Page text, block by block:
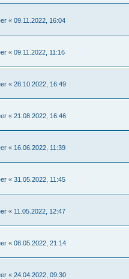
« 09.11.2022, 16:04
« 09.11.2022, 11:16
« 28.10.2022, 16:49
« 21.08.2022, 16:46
« 16.06.2022, 11:39
« 31.05.2022, 11:45
« 11.05.2022, 12:47
« 08.05.2022, 21:14
« 24.04.2022, 09:30